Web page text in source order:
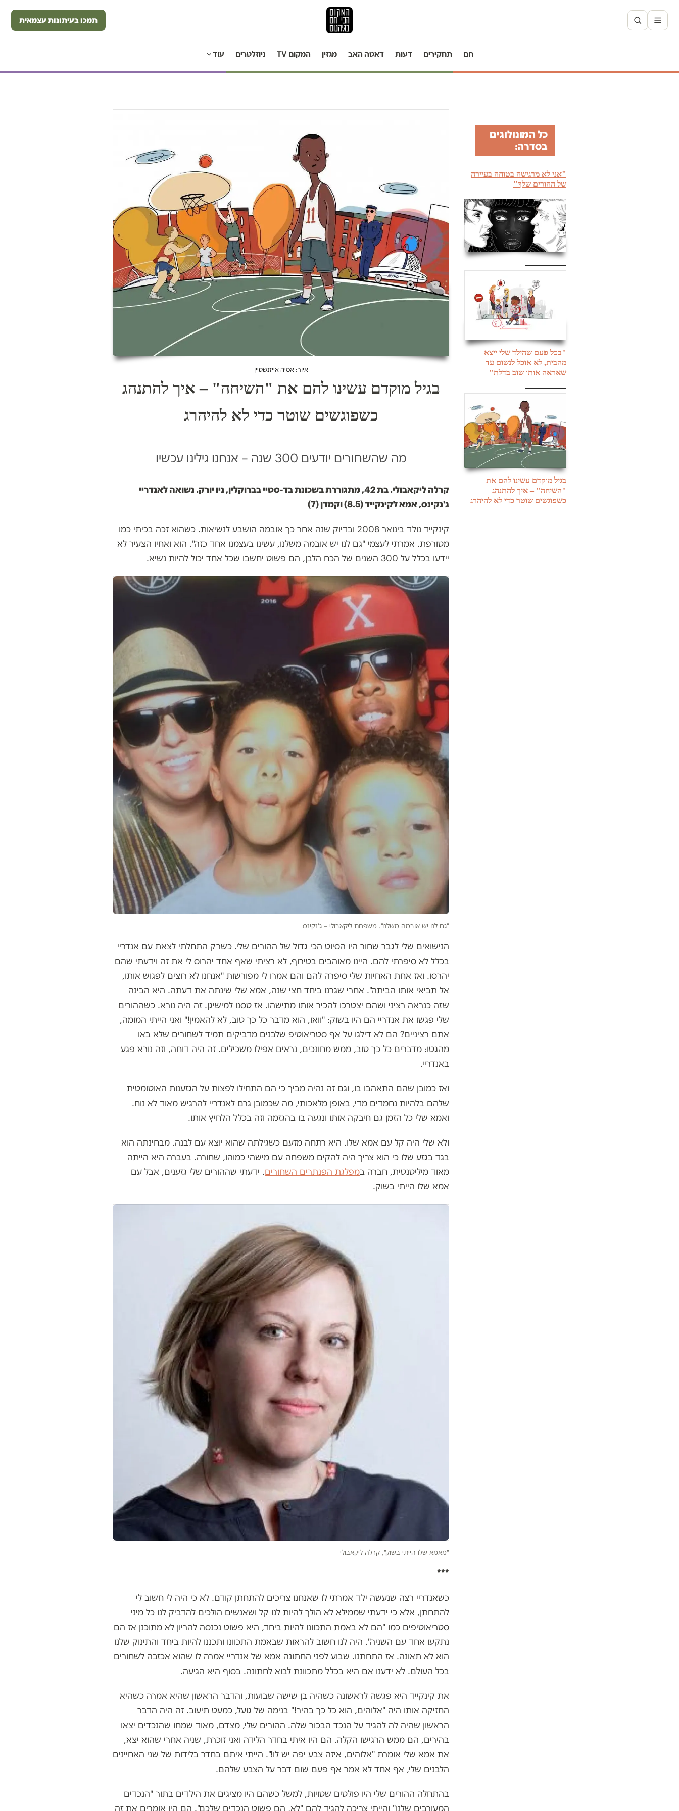
תמכו בעיתונות עצמאית
חם תחקירים דעות דאטה האב מגזין המקום TV ניוזלטרים עוד
איור: אסיה אייזנשטיין
בגיל מוקדם עשינו להם את "השיחה" – איך להתנהג
כשפוגשים שוטר כדי לא להיהרג
מה שהשחורים יודעים 300 שנה – אנחנו גילינו עכשיו
קרלה ליקאבולי. בת 42, מתגוררת בשכונת בד-סטיי בברוקלין, ניו יורק. נשואה לאנדריי
ג'נקינס, אמא לקינקייד (8.5) וקמדן (7)
קינקייד נולד בינואר 2008 ובדיוק שנה אחר כך אובמה הושבע לנשיאות. כשהוא זכה בכיתי כמו
מטורפת. אמרתי לעצמי "גם לנו יש אובמה משלנו, עשינו בעצמנו אחד כזה". הוא ואחיו הצעיר לא
יידעו בכלל על 300 השנים של הכח הלבן, הם פשוט יחשבו שכל אחד יכול להיות נשיא.
"גם לנו יש אובמה משלנו". משפחת ליקאבולי – ג'נקינס
הנישואים שלי לגבר שחור היו הסיוט הכי גדול של ההורים שלי. כשרק התחלתי לצאת עם אנדריי
בכלל לא סיפרתי להם. היינו מאוהבים בטירוף, לא רציתי שאף אחד יהרוס לי את זה וידעתי שהם
יהרסו. ואז אחת האחיות שלי סיפרה להם והם אמרו לי מפורשות "אנחנו לא רוצים לפגוש אותו,
אל תביאי אותו הביתה". אחרי שגרנו ביחד חצי שנה, אמא שלי שינתה את דעתה. היא הבינה
שזה כנראה רציני ושהם יצטרכו להכיר אותו מתישהו. אז טסנו למישיגן. זה היה נורא. כשההורים
שלי פגשו את אנדריי הם היו בשוק: "וואו, הוא מדבר כל כך טוב, לא להאמין!" ואני הייתי המומה,
אתם רציניים? הם לא דילגו על אף סטריאוטיפ שלבנים מדביקים תמיד לשחורים שלא באו
מהגטו: מדברים כל כך טוב, ממש מחונכים, נראים אפילו משכילים. זה היה דוחה, וזה נורא פגע
באנדריי.
ואז כמובן שהם התאהבו בו, וגם זה נהיה מביך כי הם התחילו לפצות על הגזענות האוטומטית
שלהם בלהיות נחמדים מדי, באופן מלאכותי, מה שכמובן גרם לאנדריי להרגיש מאוד לא נוח.
ואמא שלי כל הזמן גם חיבקה אותו ונגעה בו בהגזמה וזה בכלל הלחיץ אותו.
ולא שלי היה קל עם אמא שלו. היא רתחה מזעם כשגילתה שהוא יוצא עם לבנה. מבחינתה הוא
בגד בגזע שלו כי הוא צריך היה להקים משפחה עם מישהי כמוהו, שחורה. בעברה היא הייתה
מאוד מיליטנטית, חברה במפלגת הפנתרים השחורים. ידעתי שההורים שלי גזענים, אבל עם
אמא שלו הייתי בשוק.
"מאמא שלו הייתי בשוק", קרלה ליקאבולי
***
כשאנדריי רצה שנעשה ילד אמרתי לו שאנחנו צריכים להתחתן קודם. לא כי היה לי חשוב לי
להתחתן, אלא כי ידעתי שממילא לא הולך להיות לנו קל ושאנשים הולכים להדביק לנו כל מיני
סטריאוטיפים כמו "הם לא באמת התכוונו להיות ביחד, היא פשוט נכנסה להריון לא מתוכנן אז הם
נתקעו אחד עם השניה". היה לנו חשוב להראות שבאמת התכוונו ותכננו להיות ביחד והתינוק שלנו
הוא לא תאונה. אז התחתנו. שבוע לפני החתונה אמא של אנדריי אמרה לו שהוא אכזבה לשחורים
בכל העולם. לא ידענו אם היא בכלל מתכוונת לבוא לחתונה. בסוף היא הגיעה.
את קינקייד היא פגשה לראשונה כשהיה בן שישה שבועות, והדבר הראשון שהיא אמרה כשהיא
החזיקה אותו היה "אלוהים, הוא כל כך בהיר!" בנימה של גועל, כמעט תיעוב. זה היה הדבר
הראשון שהיה לה להגיד על הנכד הבכור שלה. ההורים שלי, מצדם, מאוד שמחו שהנכדים יצאו
בהירים, הם ממש הרגישו הקלה. הם היו איתי בחדר הלידה ואני זוכרת, שניה אחרי שהוא יצא,
את אמא שלי אומרת "אלוהים, איזה צבע יפה יש לו!". הייתי איתם בחדר בלידות של שני האחיינים
הלבנים שלי, אף אחד לא אמר אף פעם שום דבר על הצבע שלהם.
בהתחלה ההורים שלי היו פולטים שטויות, למשל כשהם היו מציגים את הילדים בתור "הנכדים
המעורבים שלנו" והייתי צריכה להגיד להם "לא, הם פשוט הנכדים שלכם". הם היו אומרים את זה
כל המונולוגים
בסדרה:
"אני לא מרגישה בטוחה בעיירה
של ההורים שלךְ"
"בכל פעם שהילד שלי ייצא
מהבית, לא אוכל לנשום עד
שאראה אותו שוב בדלת"
בגיל מוקדם עשינו להם את
"השיחה" – איך להתנהג
כשפוגשים שוטר כדי לא להיהרג